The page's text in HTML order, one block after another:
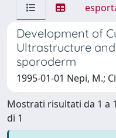
Development of
Ultrastructure
sporoderm
1995-01-01 Nepi, M.;
Mostrati risultati da 1 a 1
di 1